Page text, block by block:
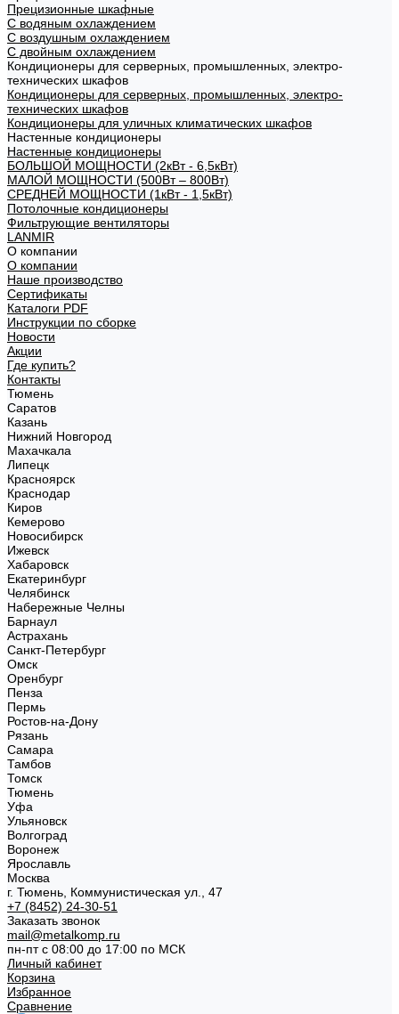
Прецизионные шкафные
С водяным охлаждением
С воздушным охлаждением
С двойным охлаждением
Кондиционеры для серверных, промышленных, электро-
технических шкафов
Кондиционеры для серверных, промышленных, электро-
технических шкафов
Кондиционеры для уличных климатических шкафов
Настенные кондиционеры
Настенные кондиционеры
БОЛЬШОЙ МОЩНОСТИ (2кВт - 6,5кВт)
МАЛОЙ МОЩНОСТИ (500Вт – 800Вт)
СРЕДНЕЙ МОЩНОСТИ (1кВт - 1,5кВт)
Потолочные кондиционеры
Фильтрующие вентиляторы
LANMIR
О компании
О компании
Наше производство
Сертификаты
Каталоги PDF
Инструкции по сборке
Новости
Акции
Где купить?
Контакты
Тюмень
Саратов
Казань
Нижний Новгород
Махачкала
Липецк
Красноярск
Краснодар
Киров
Кемерово
Новосибирск
Ижевск
Хабаровск
Екатеринбург
Челябинск
Набережные Челны
Барнаул
Астрахань
Санкт-Петербург
Омск
Оренбург
Пенза
Пермь
Ростов-на-Дону
Рязань
Самара
Тамбов
Томск
Тюмень
Уфа
Ульяновск
Волгоград
Воронеж
Ярославль
Москва
г. Тюмень, Коммунистическая ул., 47
+7 (8452) 24-30-51
Заказать звонок
mail@metalkomp.ru
пн-пт с 08:00 до 17:00 по МСК
Личный кабинет
Корзина
Избранное
Сравнение